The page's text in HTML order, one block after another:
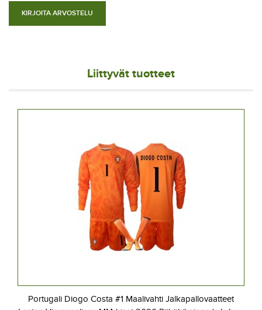
KIRJOITA ARVOSTELU
Liittyvät tuotteet
Portugali Diogo Costa #1 Maalivahti Jalkapallovaatteet